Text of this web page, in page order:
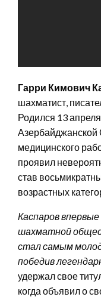
Гарри Кимович
шахматист,
Родился 13
медицинского
проявил
став
возрастных
Каспаров
шахматной
стал самым
победив
удержал свое
когда объявил о